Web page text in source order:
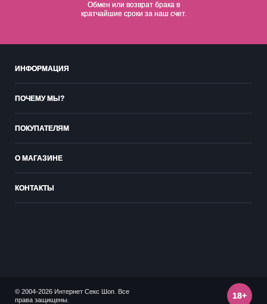
Обмен или возврат брака в
кратчайшие сроки за наш счет.
ИНФОРМАЦИЯ
ПОЧЕМУ МЫ?
ПОКУПАТЕЛЯМ
О МАГАЗИНЕ
КОНТАКТЫ
© 2004-2026 Интернет Секс Шоп. Все
права защищены.
18+